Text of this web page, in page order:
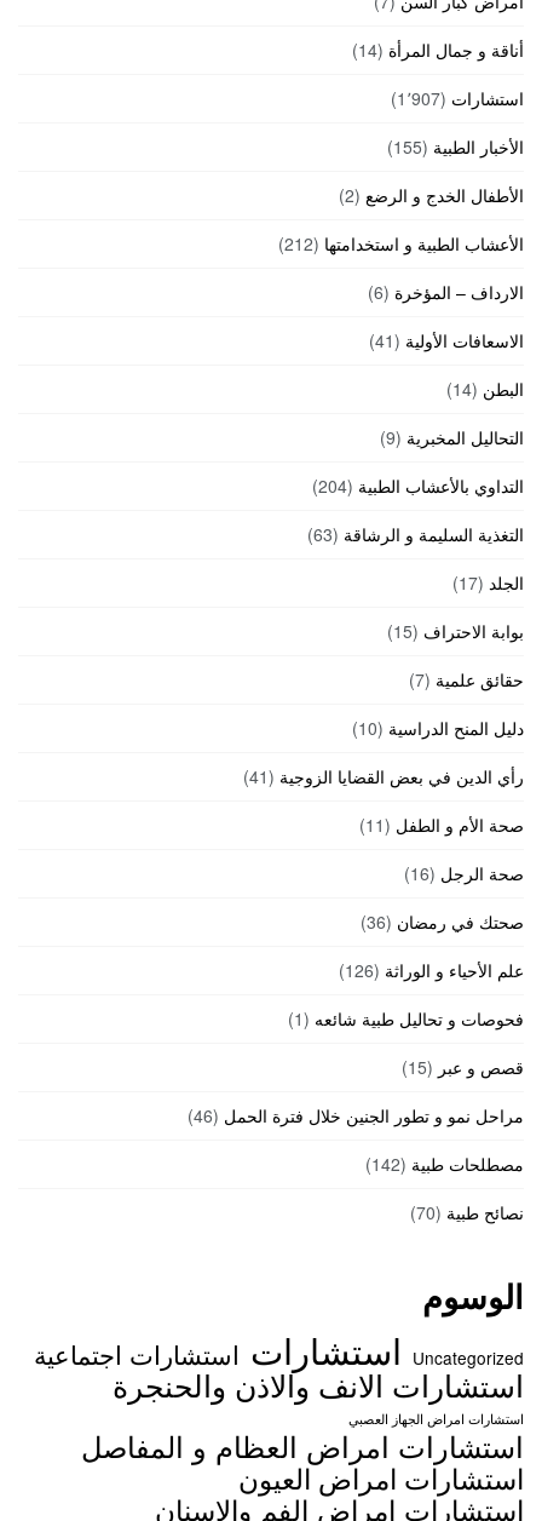
أناقة و جمال المرأة (14)
استشارات (1٬907)
الأخبار الطبية (155)
الأطفال الخدج و الرضع (2)
الأعشاب الطبية و استخدامتها (212)
الارداف – المؤخرة (6)
الاسعافات الأولية (41)
البطن (14)
التحاليل المخبرية (9)
التداوي بالأعشاب الطبية (204)
التغذية السليمة و الرشاقة (63)
الجلد (17)
بوابة الاحتراف (15)
حقائق علمية (7)
دليل المنح الدراسية (10)
رأي الدين في بعض القضايا الزوجية (41)
صحة الأم و الطفل (11)
صحة الرجل (16)
صحتك في رمضان (36)
علم الأحياء و الوراثة (126)
فحوصات و تحاليل طبية شائعه (1)
قصص و عبر (15)
مراحل نمو و تطور الجنين خلال فترة الحمل (46)
مصطلحات طبية (142)
نصائح طبية (70)
الوسوم
Uncategorized استشارات استشارات اجتماعية
استشارات الانف والاذن والحنجرة
استشارات امراض الجهاز العصبي
استشارات امراض العظام و المفاصل
استشارات امراض العيون
استشارات امراض الفم والاسنان